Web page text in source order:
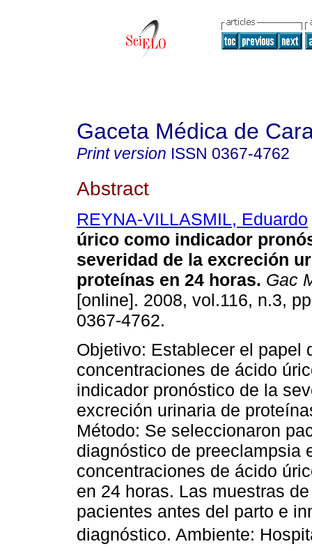
Gaceta Médica de
Print version ISSN 0367-4762
Abstract
REYNA-VILLASMIL, Eduardo
úrico como indicador
severidad de la excreción
proteínas en 24 horas. Gac
[online]. 2008, vol.116, n.3,
0367-4762.
Objetivo: Establecer el papel
concentraciones de ácido
indicador pronóstico de la
excreción urinaria de
Método: Se seleccionaron
diagnóstico de preeclampsia
concentraciones de ácido
en 24 horas. Las muestras
pacientes antes del parto e
diagnóstico. Ambiente: